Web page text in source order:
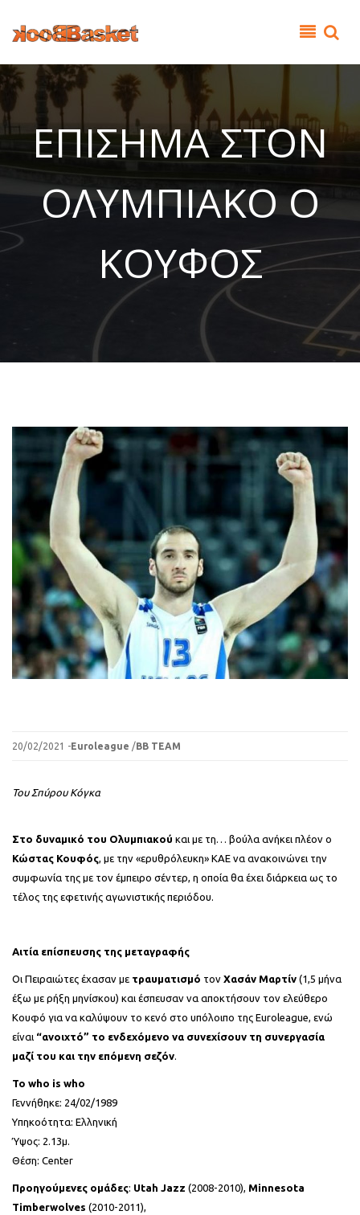
ΕΠΙΣΗΜΑ ΣΤΟΝ
ΟΛΥΜΠΙΑΚΟ Ο
ΚΟΥΦΟΣ
20/02/2021 -Euroleague /BB TEAM
Του Σπύρου Κόγκα
Στο δυναμικό του Ολυμπιακού και με τη… βούλα ανήκει πλέον ο
Κώστας Κουφός , με την «ερυθρόλευκη» ΚΑΕ να ανακοινώνει την
συμφωνία της με τον έμπειρο σέντερ, η οποία θα έχει διάρκεια ως το
τέλος της εφετινής αγωνιστικής περιόδου.
Αιτία επίσπευσης της μεταγραφής
Οι Πειραιώτες έχασαν με τραυματισμό τον Χασάν Μαρτίν (1,5 μήνα
έξω με ρήξη μηνίσκου) και έσπευσαν να αποκτήσουν τον ελεύθερο
Κουφό για να καλύψουν το κενό στο υπόλοιπο της Euroleague, ενώ
είναι “ανοιχτό” το ενδεχόμενο να συνεχίσουν τη συνεργασία
μαζί του και την επόμενη σεζόν
Το who is whο
Γεννήθηκε: 24/02/1989
Υπηκοότητα: Ελληνική
Ύψος: 2.13μ.
Θέση: Center
Προηγούμενες ομάδες: Utah Jazz (2008-2010), Minnesota
Timberwolves (2010-2011),